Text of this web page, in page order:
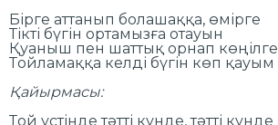
Бірге аттанып болашаққа, өмірге
Тікті бүгін ортамызға отауын
Қуаныш пен шаттық орнап көңілге
Тойламаққа келді бүгін көп қауым
Қайырмасы:
Той үстінде тәтті күнде, тәтті күнде